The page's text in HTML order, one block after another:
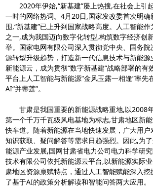
2020年伊始,“新基建”屡上热搜,在社会上引
一时的网络热词。4月20日,国家发改委首次明
围,“新基建”已上升到国家战略高度。人工智能作
之一,成为我国迈向数字化转型,构筑数字经济创
举。国家电网有限公司深入贯彻党中央、国务
源转型升级趋势，打造新一代信息技术与新能
新能源云，成为贯彻“数字新基建”战略部署的有
平台上人工智能与新能源“金风玉露一相逢”率先
AI“并蒂莲”。
甘肃是我国重要的新能源战略重地,以2008
第一个千万千瓦级风电基地为标志,甘肃地区新
快车道。随着新能源在当地快速发展，广大用户
知识获取、疑问解答等需求日趋强烈。因此,为
能源产业发展,国网甘肃省电力公司电力科学研
技术有限公司依托新能源云平台,以新能源实际
肃地区资源禀赋特点，通过人工智能赋能深入
了基于AI的政策分析解读和智能问答两大应用。